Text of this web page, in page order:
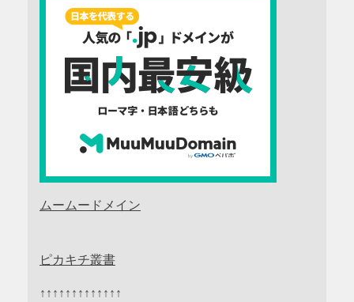
ムームードメイン
ピカキチ叢書
↑↑↑↑↑↑↑↑↑↑↑↑↑